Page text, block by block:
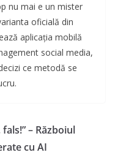
nu mai e un mister
oficială din
aplicația mobilă
social media,
ce metodă se
– Războiul
cu AI